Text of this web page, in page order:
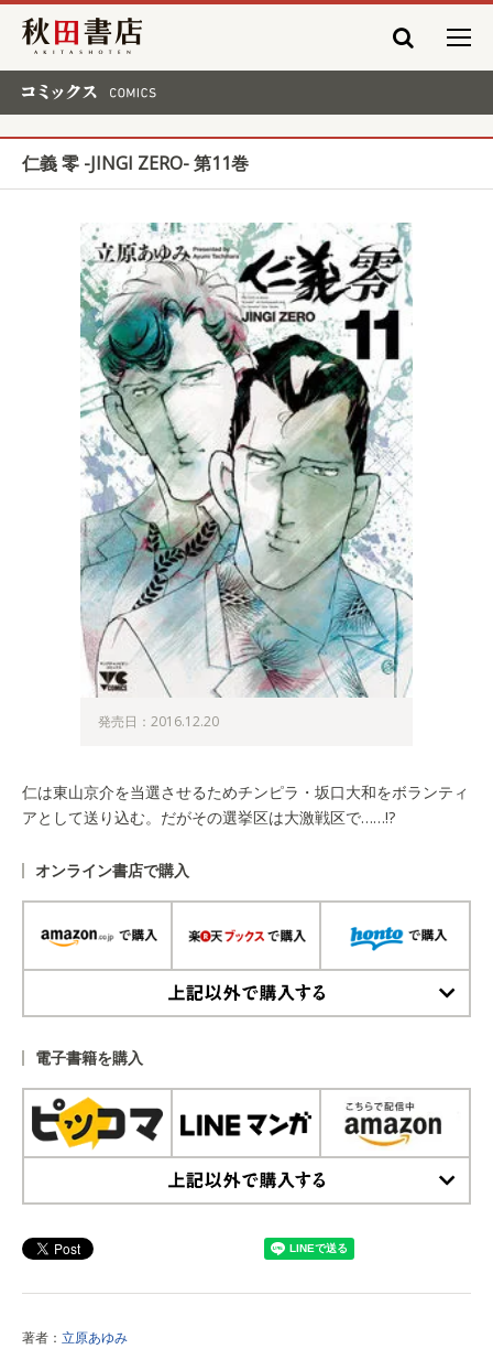
秋田書店
仁義 零 -JINGI ZERO- 第11巻
発売日：2016.12.20
仁は東山京介を当選させるためチンピラ・坂口大和をボランティ
アとして送り込む。だがその選挙区は大激戦区で……!?
オンライン書店で購入
電子書籍を購入
著者： 立原あゆみ